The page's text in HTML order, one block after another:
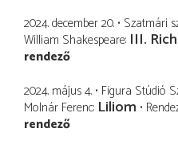
2024. december 20. Szatmári
William Shakespeare III.
rendező
2024. május 4. Figura Stúdió
Molnár Ferenc Liliom
rendező